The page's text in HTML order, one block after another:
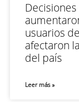
usuarios
afectaron
del país
Leer más »